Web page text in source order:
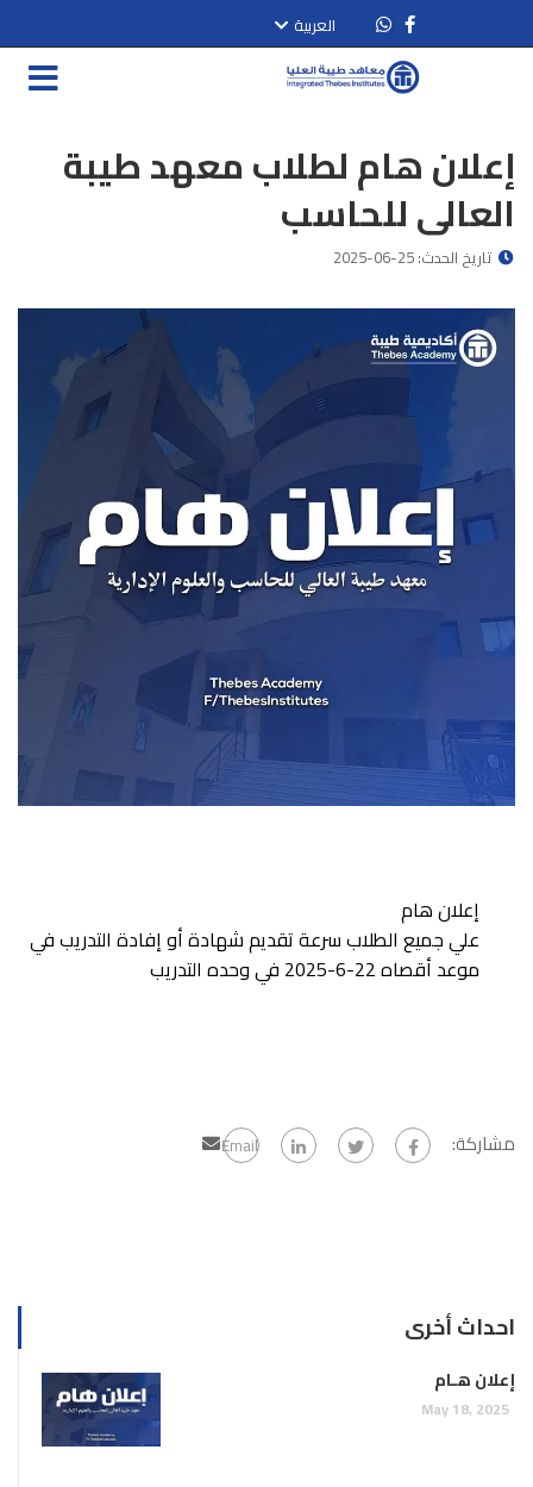
العربية
إعلان هام لطلاب معهد طيبة
العالى للحاسب
تاريخ الحدث: 25-06-2025
إعلان هام
علي جميع الطلاب سرعة تقديم شهادة أو إفادة التدريب في
موعد أقصاه 22-6-2025 في وحده التدريب
مشاركة: Email
احداث أخرى
إعلان هـام
May 18, 2025